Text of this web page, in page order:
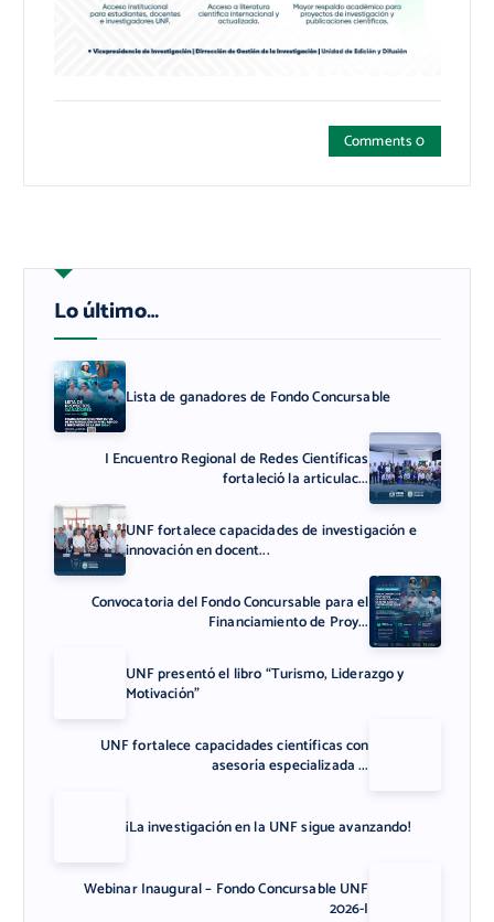
Comments 0
Lo último…
Lista de ganadores de Fondo Concursable
I Encuentro Regional de Redes Científicas
fortaleció la articulac...
UNF fortalece capacidades de investigación e
innovación en docent...
Convocatoria del Fondo Concursable para el
Financiamiento de Proy...
UNF presentó el libro “Turismo, Liderazgo y
Motivación”
UNF fortalece capacidades científicas con
asesoría especializada ...
¡La investigación en la UNF sigue avanzando!
Webinar Inaugural – Fondo Concursable UNF
2026-I